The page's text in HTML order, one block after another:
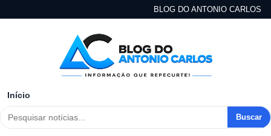
BLOG DO ANTONIO CARLOS
Início
Buscar